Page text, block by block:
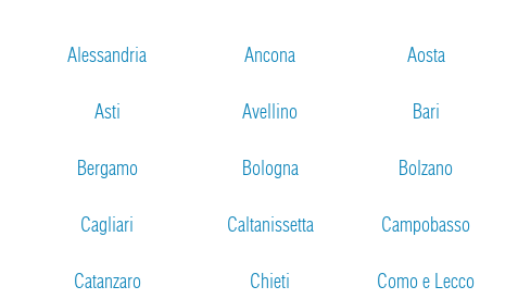
Alessandria Ancona Aosta
Asti Avellino Bari
Bergamo Bologna Bolzano
Cagliari Caltanissetta Campobasso
Catanzaro Chieti Como e Lecco